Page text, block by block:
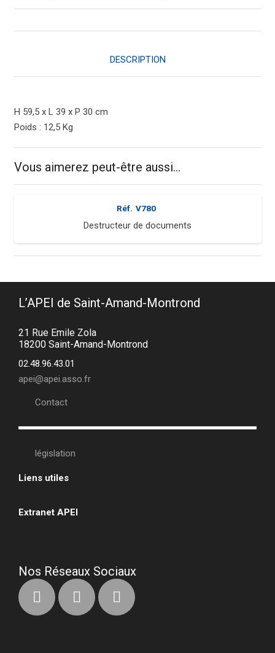
Destructeur
DESCRIPTION
H 59,5 x L 39 x P 30 cm
Poids : 12,5 Kg
Vous aimerez peut-être aussi…
Réf. V780
Destructeur de documents
L’APEI de Saint-Amand-Montrond
21 Rue Emile Zola
18200 Saint-Amand-Montrond
02.48.96.43.01
apei@apei.asso.fr
Contact
législation
Liens utiles
Extranet APEI
Nos Réseaux Sociaux